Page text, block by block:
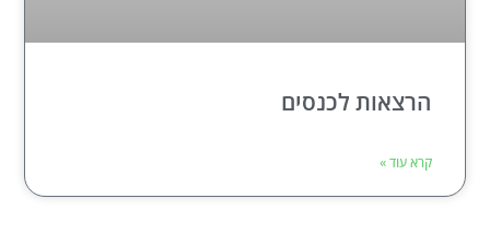
הרצאות לכנסים
קרא עוד »